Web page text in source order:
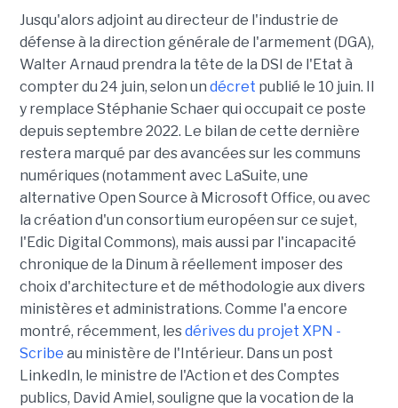
Jusqu'alors adjoint au directeur de l'industrie de
défense à la direction générale de l'armement (DGA),
Walter Arnaud prendra la tête de la DSI de l'Etat à
compter du 24 juin, selon un décret publié le 10 juin. Il
y remplace Stéphanie Schaer qui occupait ce poste
depuis septembre 2022. Le bilan de cette dernière
restera marqué par des avancées sur les communs
numériques (notamment avec LaSuite, une
alternative Open Source à Microsoft Office, ou avec
la création d'un consortium européen sur ce sujet,
l'Edic Digital Commons), mais aussi par l'incapacité
chronique de la Dinum à réellement imposer des
choix d'architecture et de méthodologie aux divers
ministères et administrations. Comme l'a encore
montré, récemment, lesdérives du projet XPN -
Scribe au ministère de l'Intérieur. Dans un post
LinkedIn, le ministre de l'Action et des Comptes
publics, David Amiel, souligne que la vocation de la